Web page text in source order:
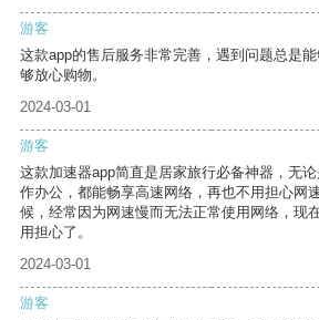
游客
这款app的售后服务非常完善，遇到问题总是
够放心购物。
2024-03-01
游客
这款加速器app简直是居家旅行必备神器，无
作办公，都能畅享高速网络，再也不用担心网
候，经常因为网速慢而无法正常使用网络，现
用担心了。
2024-03-01
游客